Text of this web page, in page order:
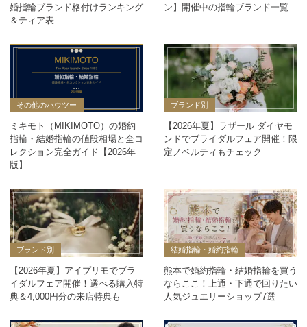
婚指輪ブランド格付けランキング
＆ティア表
ン】開催中の指輪ブランド一覧
その他のハウツー
ミキモト（MIKIMOTO）の婚約
指輪・結婚指輪の値段相場と全コ
レクション完全ガイド【2026年
版】
ブランド別
【2026年夏】ラザール ダイヤモ
ンドでブライダルフェア開催！限
定ノベルティもチェック
ブランド別
【2026年夏】アイプリモでブラ
イダルフェア開催！選べる購入特
典＆4,000円分の来店特典も
結婚指輪・婚約指輪
熊本で婚約指輪・結婚指輪を買う
ならここ！上通・下通で回りたい
人気ジュエリーショップ7選